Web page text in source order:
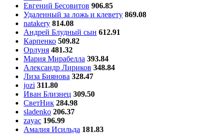
Евгений Бесовитов 906.85
Удаленный за ложь и клевету 869.08
natakery 814.08
Андрей Блудный сын 612.91
Карпенко 509.82
Орлуня 481.32
Мария Мирабелла 393.84
Александр Лириков 348.84
Лиза Биянова 328.47
jozi 311.80
Иван Близнец 309.50
СветНик 284.98
sladenko 206.37
zayac 196.99
Амалия Исильда 181.83